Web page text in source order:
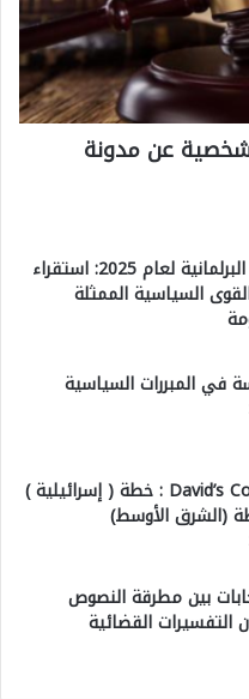
عن مدونة
خارطة الانتخابات البرلمانية لعام 2025: استقراء
السياسية الممثلة
في المبررات السياسية
ممر داوود David’s Corrido : خطة ( إسرائيلية )
(الشرق الأوسط)
بين مطرقة النصوص
التفسيرات القضائية